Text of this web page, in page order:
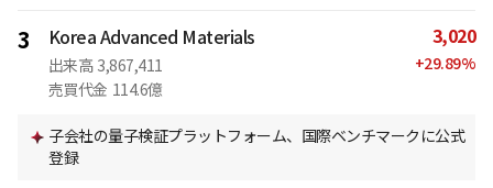
3 Korea Advanced Materials
出来高 3,867,411
売買代金 114.6億
3,020
+29.89%
子会社の量子検証プラットフォーム、国際ベンチマークに公式
登録